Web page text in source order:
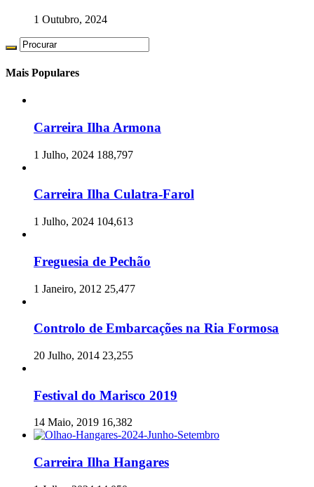
1 Outubro, 2024
Mais Populares
Carreira Ilha Armona
1 Julho, 2024 188,797
Carreira Ilha Culatra-Farol
1 Julho, 2024 104,613
Freguesia de Pechão
1 Janeiro, 2012 25,477
Controlo de Embarcações na Ria Formosa
20 Julho, 2014 23,255
Festival do Marisco 2019
14 Maio, 2019 16,382
Carreira Ilha Hangares